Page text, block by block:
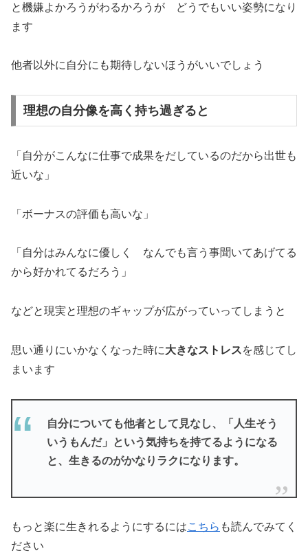
と機嫌よかろうがわるかろうが どうでもいい姿勢になり
ます
他者以外に自分にも期待しないほうがいいでしょう
理想の自分像を高く持ち過ぎると
「自分がこんなに仕事で成果をだしているのだから出世も
近いな」
「ボーナスの評価も高いな」
「自分はみんなに優しく なんでも言う事聞いてあげてる
から好かれてるだろう」
などと現実と理想のギャップが広がっていってしまうと
思い通りにいかなくなった時に大きなストレスを感じてし
まいます
自分についても他者として見なし、「人生そう
いうもんだ」という気持ちを持てるようになる
と、生きるのがかなりラクになります。
もっと楽に生きれるようにするにはこちら も読んでみてく
ださい